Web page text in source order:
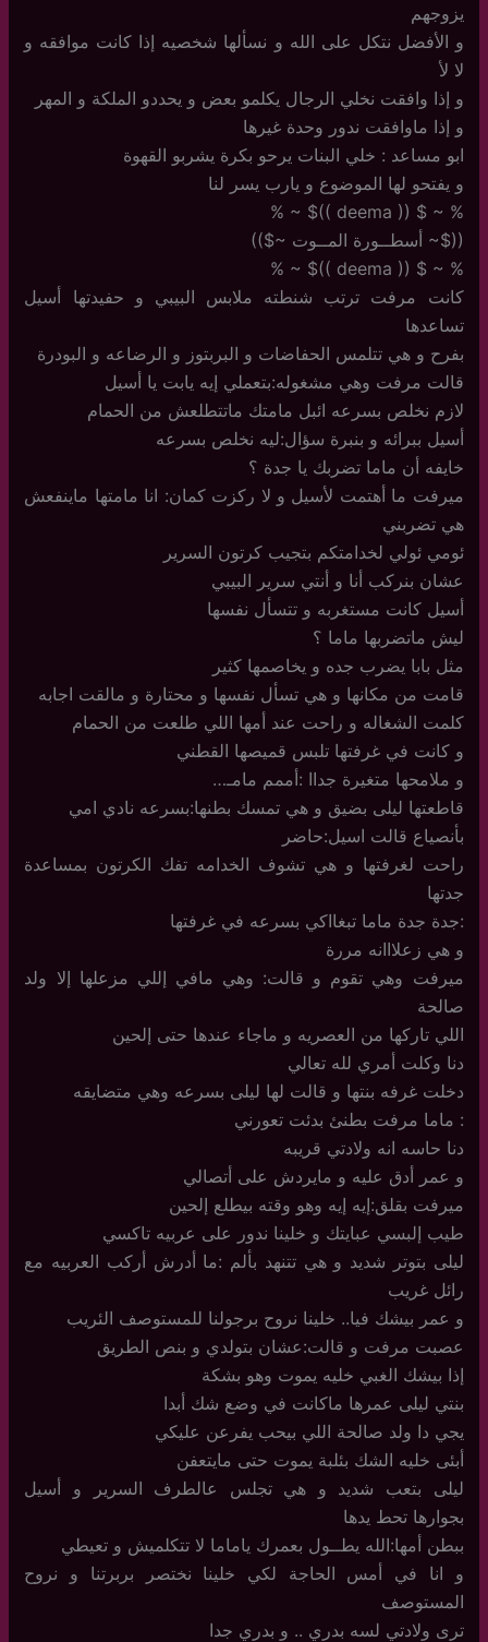
يزوجهم
و الأفضل نتكل على الله و نسألها شخصيه إذا كانت موافقه و
لا لأ
و إذا وافقت نخلي الرجال يكلمو بعض و يحددو الملكة و المهر
و إذا ماوافقت ندور وحدة غيرها
ابو مساعد : خلي البنات يرحو بكرة يشربو القهوة
و يفتحو لها الموضوع و يارب يسر لنا
% ~ $ (( deema ))$ ~ %
(($~ أسطــورة المــوت ~$))
% ~ $ (( deema ))$ ~ %
كانت مرفت ترتب شنطته ملابس البيبي و حفيدتها أسيل
تساعدها
بفرح و هي تتلمس الحفاضات و البربتوز و الرضاعه و البودرة
قالت مرفت وهي مشغوله:بتعملي إيه يابت يا أسيل
لازم نخلص بسرعه ائبل مامتك ماتتطلعش من الحمام
أسيل ببرائه و بنبرة سؤال:ليه نخلص بسرعه
خايفه أن ماما تضربك يا جدة ؟
ميرفت ما أهتمت لأسيل و لا ركزت كمان: انا مامتها ماينفعش
هي تضربني
ئومي ئولي لخدامتكم بتجيب كرتون السرير
عشان بنركب أنا و أنتي سرير البيبي
أسيل كانت مستغربه و تتسأل نفسها
ليش ماتضربها ماما ؟
مثل بابا يضرب جده و يخاصمها كثير
قامت من مكانها و هي تسأل نفسها و محتارة و مالقت اجابه
كلمت الشغاله و راحت عند أمها اللي طلعت من الحمام
و كانت في غرفتها تلبس قميصها القطني
و ملامحها متغيرة جداا :أممم مامـ…
قاطعتها ليلى بضيق و هي تمسك بطنها:بسرعه نادي امي
بأنصياع قالت اسيل:حاضر
راحت لغرفتها و هي تشوف الخدامه تفك الكرتون بمساعدة
جدتها
:جدة جدة ماما تبغااكي بسرعه في غرفتها
و هي زعلااانه مررة
ميرفت وهي تقوم و قالت: وهي مافي إللي مزعلها إلا ولد
صالحة
اللي تاركها من العصريه و ماجاء عندها حتى إلحين
دنا وكلت أمري لله تعالي
دخلت غرفه بنتها و قالت لها ليلى بسرعه وهي متضايقه
: ماما مرفت بطنئ بدئت تعورني
دنا حاسه انه ولادتي قريبه
و عمر أدق عليه و مايردش على أتصالي
ميرفت بقلق:إيه إيه وهو وقته بيطلع إلحين
طيب إلبسي عبايتك و خلينا ندور على عربيه تاكسي
ليلى بتوتر شديد و هي تتنهد بألم :ما أدرش أركب العربيه مع
رائل غريب
و عمر بيشك فيا.. خلينا نروح برجولنا للمستوصف الئريب
عصبت مرفت و قالت:عشان بتولدي و بنص الطريق
إذا بيشك الغبي خليه يموت وهو بشكة
بنتي ليلى عمرها ماكانت في وضع شك أبدا
يجي دا ولد صالحة اللي بيحب يفرعن عليكي
أبئى خليه الشك بئلبة يموت حتى مايتعفن
ليلى بتعب شديد و هي تجلس عالطرف السرير و أسيل
بجوارها تحط يدها
ببطن أمها:الله يطــول بعمرك ياماما لا تتكلميش و تعيطي
و انا في أمس الحاجة لكي خلينا نختصر بربرتنا و نروح
المستوصف
ترى ولادتي لسه بدري .. و بدري جدا